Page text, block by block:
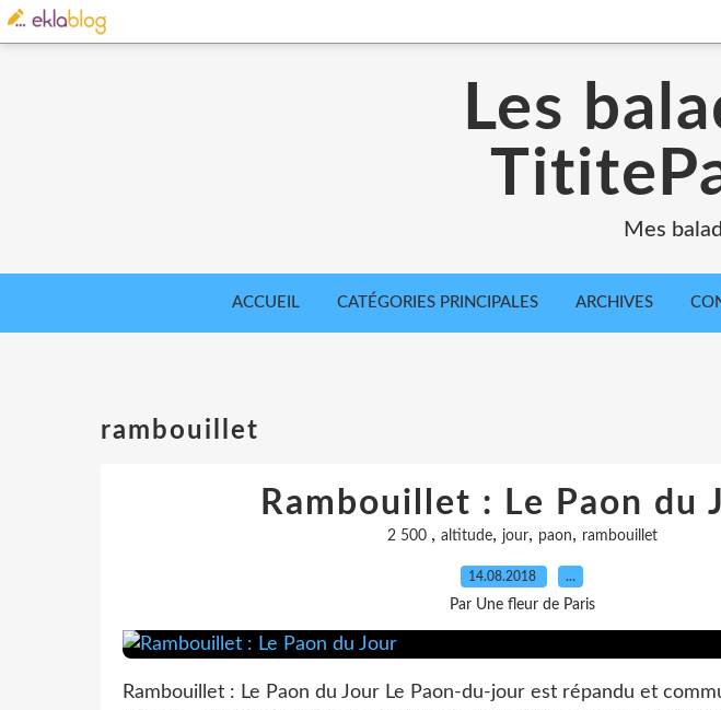
Les
Mes
ACCUEIL CATÉGORIES PRINCIPALES ARCHIVES
rambouillet
Rambouillet : Le Paon du
2 500 , altitude, jour, paon, rambouillet
14.08.2018 …
Par Une fleur de Paris
Rambouillet : Le Paon du Jour Le Paon-du-jour est répandu et